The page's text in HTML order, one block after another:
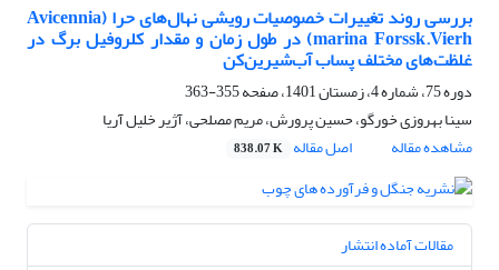
بررسی روند تغییرات خصوصیات رویشی نهال‌های حرا (Avicennia
marina Forssk.Vierh) در طول زمان و مقدار کلروفیل برگ در
غلظت‌های مختلف پساب آب‌شیرین‌کن
دوره 75، شماره 4، زمستان 1401، صفحه
355-363
سینا بهروزی خورگو، حسین پرورش، مریم مصلحی، آژیر خلیل آریا
مشاهده مقاله
اصل مقاله 838.07 K
مقالات آماده انتشار